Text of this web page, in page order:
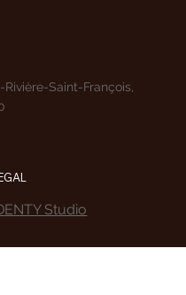
Studio
Saint-François,